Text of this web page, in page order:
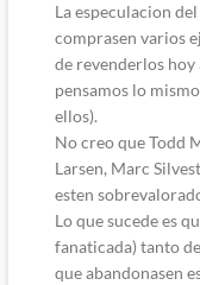
La especulacion
comprasen varios
de revenderlos
pensamos lo
ellos).
No creo que Todd
Larsen, Marc
esten
Lo que sucede es
fanaticada) tanto
que abandonasen